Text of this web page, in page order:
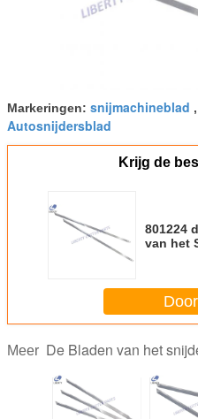
Markeringen: snijmachineblad ,
Autosnijdersblad
Krijg de
801224
van het
Meer De Bladen van het